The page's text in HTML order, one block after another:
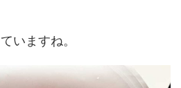
いますね。